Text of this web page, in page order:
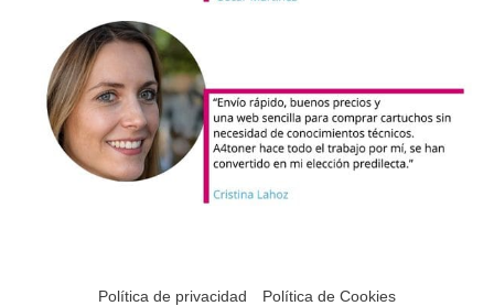
Política de privacidad
Política de Cookies